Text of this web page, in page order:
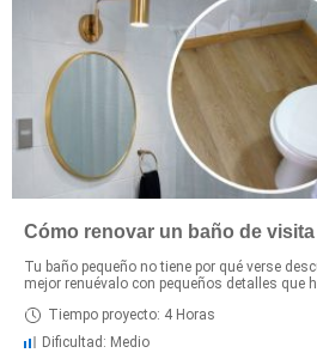
Cómo renovar un baño de
Tu baño pequeño no tiene por qué verse
mejor renuévalo con pequeños detalles que
Tiempo proyecto: 4 Horas
Dificultad: Medio